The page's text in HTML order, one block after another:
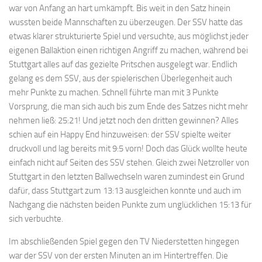
war von Anfang an hart umkämpft. Bis weit in den Satz hinein
wussten beide Mannschaften zu überzeugen. Der SSV hatte das
etwas klarer strukturierte Spiel und versuchte, aus möglichst jeder
eigenen Ballaktion einen richtigen Angriff zu machen, während bei
Stuttgart alles auf das gezielte Pritschen ausgelegt war. Endlich
gelang es dem SSV, aus der spielerischen Überlegenheit auch
mehr Punkte zu machen. Schnell führte man mit 3 Punkte
Vorsprung, die man sich auch bis zum Ende des Satzes nicht mehr
nehmen ließ: 25:21! Und jetzt noch den dritten gewinnen? Alles
schien auf ein Happy End hinzuweisen: der SSV spielte weiter
druckvoll und lag bereits mit 9:5 vorn! Doch das Glück wollte heute
einfach nicht auf Seiten des SSV stehen. Gleich zwei Netzroller von
Stuttgart in den letzten Ballwechseln waren zumindest ein Grund
dafür, dass Stuttgart zum 13:13 ausgleichen konnte und auch im
Nachgang die nächsten beiden Punkte zum unglücklichen 15:13 für
sich verbuchte.
Im abschließenden Spiel gegen den TV Niederstetten hingegen
war der SSV von der ersten Minuten an im Hintertreffen. Die